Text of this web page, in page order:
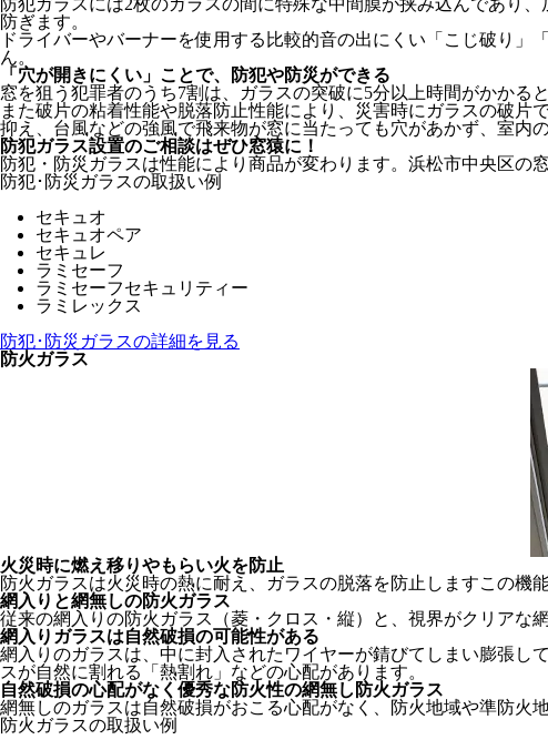
防犯ガラスには2枚のガラスの間に特殊な中間膜が挟み込んであり
防ぎます。
ドライバーやバーナーを使用する比較的音の出にくい「こじ破り
ん。
「穴が開きにくい」ことで、防犯や防災ができる
窓を狙う犯罪者のうち7割は、ガラスの突破に5分以上時間がかかる
また破片の粘着性能や脱落防止性能により、災害時にガラスの破
抑え、台風などの強風で飛来物が窓に当たっても穴があかず、室内
防犯ガラス設置のご相談はぜひ窓猿に！
防犯・防災ガラスは性能により商品が変わります。浜松市中央区の
防犯･防災ガラスの取扱い例
セキュオ
セキュオペア
セキュレ
ラミセーフ
ラミセーフセキュリティー
ラミレックス
防犯･防災ガラスの詳細を見る
防火ガラス
火災時に燃え移りやもらい火を防止
防火ガラスは火災時の熱に耐え、ガラスの脱落を防止しますこの機
網入りと網無しの防火ガラス
従来の網入りの防火ガラス（菱・クロス・縦）と、視界がクリアな
網入りガラスは自然破損の可能性がある
網入りのガラスは、中に封入されたワイヤーが錆びてしまい膨張し
スが自然に割れる「熱割れ」などの心配があります。
自然破損の心配がなく優秀な防火性の網無し防火ガラス
網無しのガラスは自然破損がおこる心配がなく、防火地域や準防火
防火ガラスの取扱い例